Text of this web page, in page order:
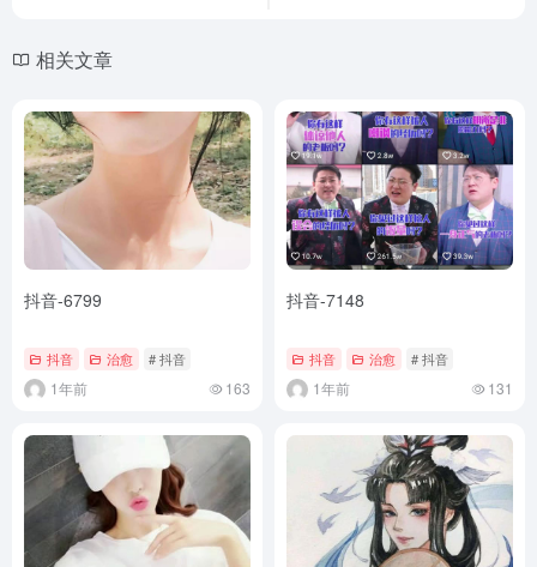
相关文章
抖音-6799
抖音 治愈 # 抖音
1年前 163
抖音-7148
抖音 治愈 # 抖音
1年前 131